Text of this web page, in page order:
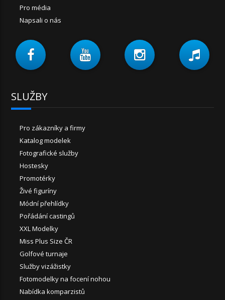
Pro média
Napsali o nás
SLUŽBY
Pro zákazníky a firmy
Katalog modelek
Fotografické služby
Hostesky
Promotérky
Živé figuríny
Módní přehlídky
Pořádání castingů
XXL Modelky
Miss Plus Size ČR
Golfové turnaje
Služby vizážistky
Fotomodelky na focení nohou
Nabídka komparzistů